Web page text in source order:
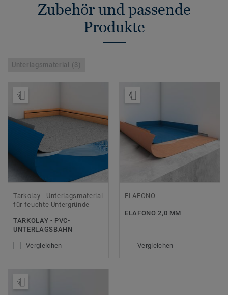
Zubehör und passende
Produkte
Unterlagsmaterial (3)
Tarkolay - Unterlagsmaterial
für feuchte Untergründe
TARKOLAY - PVC-
UNTERLAGSBAHN
Vergleichen
ELAFONO
ELAFONO 2,0 MM
Vergleichen